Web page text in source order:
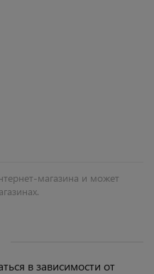
магазина и может
в зависимости от